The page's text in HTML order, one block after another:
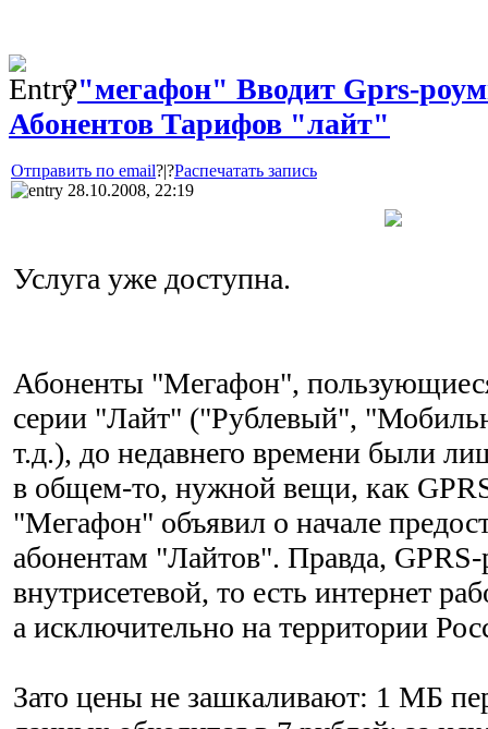
?"мегафон" Вводит Gprs-
Абонентов Тарифов "лайт"
Отправить по email?|?Распечатать запись
28.10.2008, 22:19
Услуга уже доступна.
Абоненты "Мегафон",
серии "Лайт" ("Рублевый",
т.д.), до недавнего времени были
в общем-то, нужной вещи, как
"Мегафон" объявил о начале
абонентам "Лайтов". Правда,
внутрисетевой, то есть интернет
а исключительно на территории
Зато цены не зашкаливают: 1 МБ